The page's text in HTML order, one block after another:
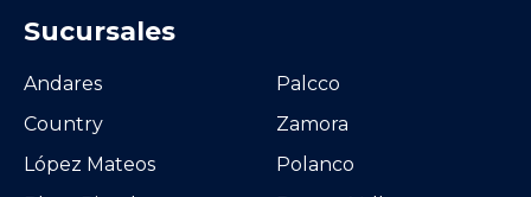
Sucursales
Andares
Country
López Mateos
Palcco
Zamora
Polanco